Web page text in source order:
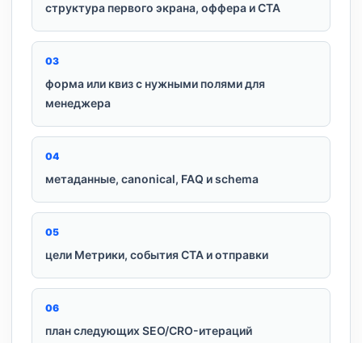
структура первого экрана, оффера и CTA
03
форма или квиз с нужными полями для
менеджера
04
метаданные, canonical, FAQ и schema
05
цели Метрики, события CTA и отправки
06
план следующих SEO/CRO-итераций